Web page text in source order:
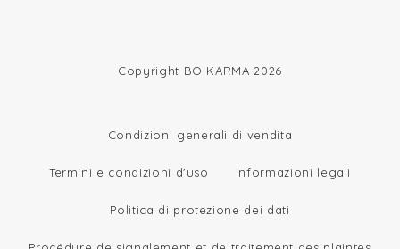
Copyright BO KARMA 2026
Condizioni generali di vendita
Termini e condizioni d'uso Informazioni legali
Politica di protezione dei dati